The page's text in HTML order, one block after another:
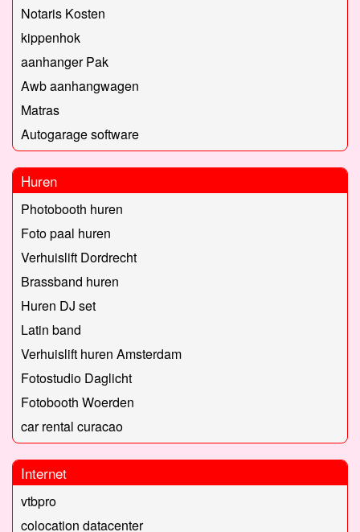
Notaris Kosten
kippenhok
aanhanger Pak
Awb aanhangwagen
Matras
Autogarage software
Huren
Photobooth huren
Foto paal huren
Verhuislift Dordrecht
Brassband huren
Huren DJ set
Latin band
Verhuislift huren Amsterdam
Fotostudio Daglicht
Fotobooth Woerden
car rental curacao
Internet
vtbpro
colocation datacenter